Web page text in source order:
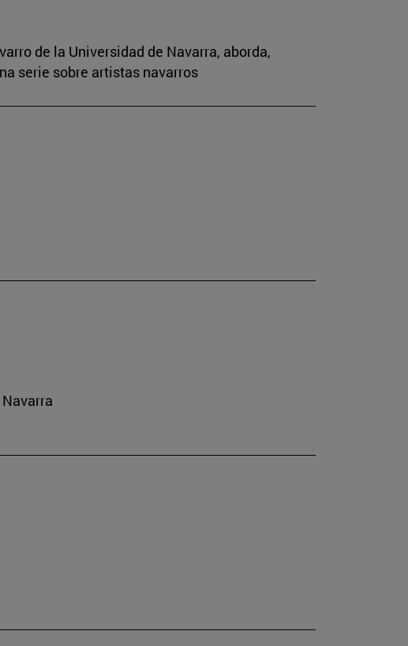
de la Universidad de Navarra, aborda,
serie sobre artistas navarros